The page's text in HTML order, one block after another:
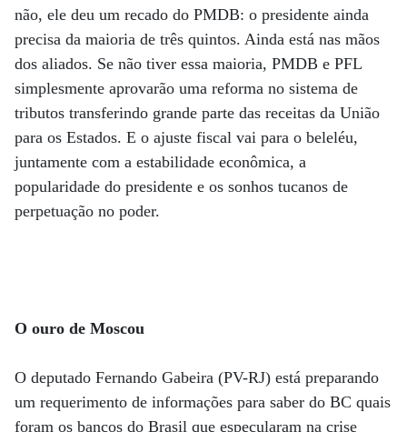
não, ele deu um recado do PMDB: o presidente ainda
precisa da maioria de três quintos. Ainda está nas mãos
dos aliados. Se não tiver essa maioria, PMDB e PFL
simplesmente aprovarão uma reforma no sistema de
tributos transferindo grande parte das receitas da União
para os Estados. E o ajuste fiscal vai para o beleléu,
juntamente com a estabilidade econômica, a
popularidade do presidente e os sonhos tucanos de
perpetuação no poder.
O ouro de Moscou
O deputado Fernando Gabeira (PV-RJ) está preparando
um requerimento de informações para saber do BC quais
foram os bancos do Brasil que especularam na crise